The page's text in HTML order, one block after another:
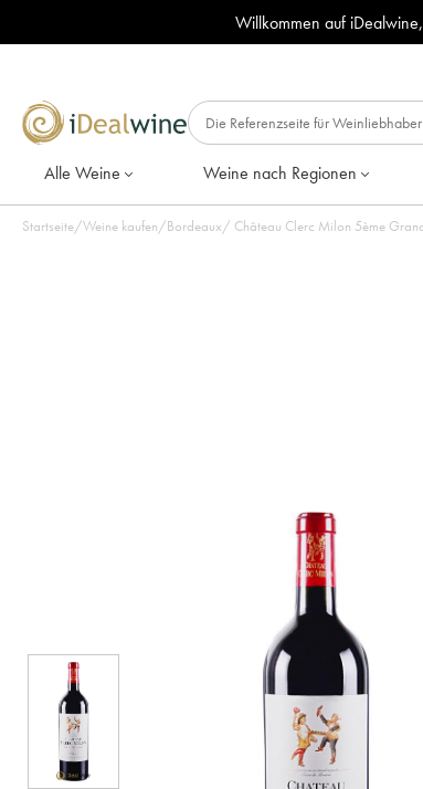
Willkommen auf iDealwine,
Alle Weine Weine nach Regionen
Startseite/Weine kaufen/Bordeaux/